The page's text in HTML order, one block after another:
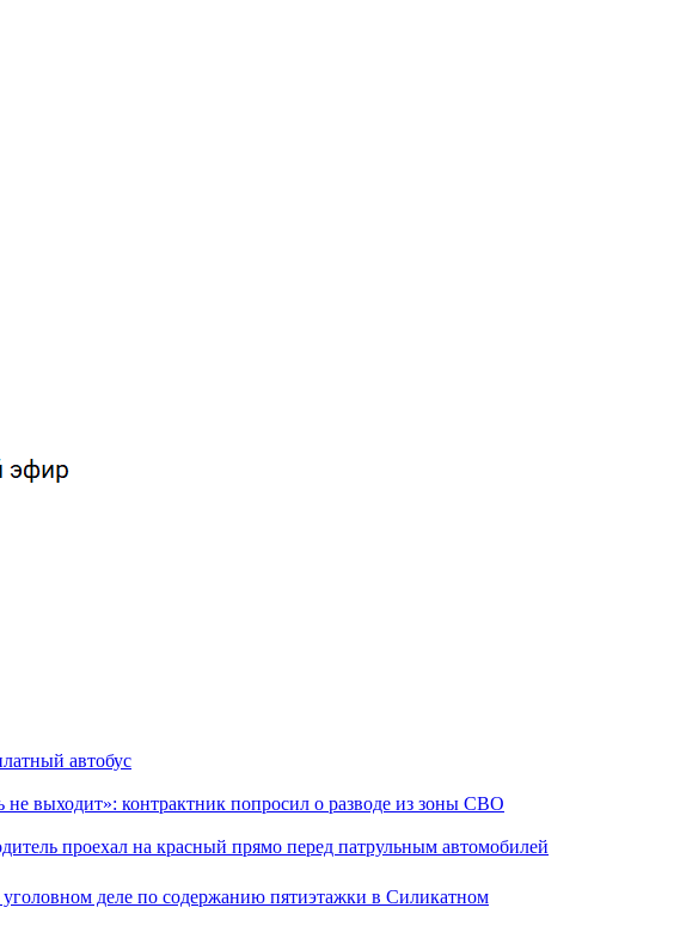
автобус
не выходит»: контрактник попросил о разводе из зоны СВО
проехал на красный прямо перед патрульным автомобилей
уголовном деле по содержанию пятиэтажки в Силикатном